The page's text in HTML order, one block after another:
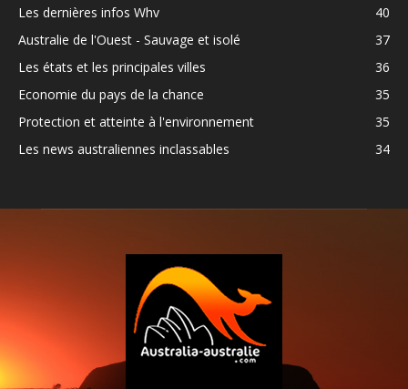
Les dernières infos Whv
40
Australie de l'Ouest - Sauvage et isolé
37
Les états et les principales villes
36
Economie du pays de la chance
35
Protection et atteinte à l'environnement
35
Les news australiennes inclassables
34